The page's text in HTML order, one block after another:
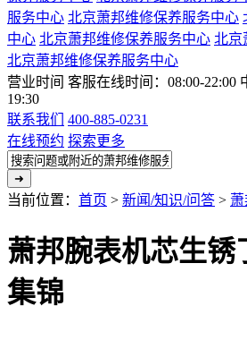
服务中心 北京萧邦维修保养服务中心
中心 北京萧邦维修保养服务中心 北京
北京萧邦维修保养服务中心
营业时间 客服在线时间：08:00-22:00
19:30
联系我们
400-885-0231
在线预约 探索更多
当前位置： 首页 > 新闻/知识/问答 > 萧
萧邦腕表机芯生锈
集锦